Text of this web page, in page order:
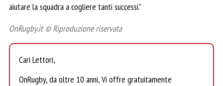
aiutare la squadra a cogliere tanti successi.”
OnRugby.it © Riproduzione riservata
Cari Lettori,
OnRugby, da oltre 10 anni, Vi offre gratuitamente